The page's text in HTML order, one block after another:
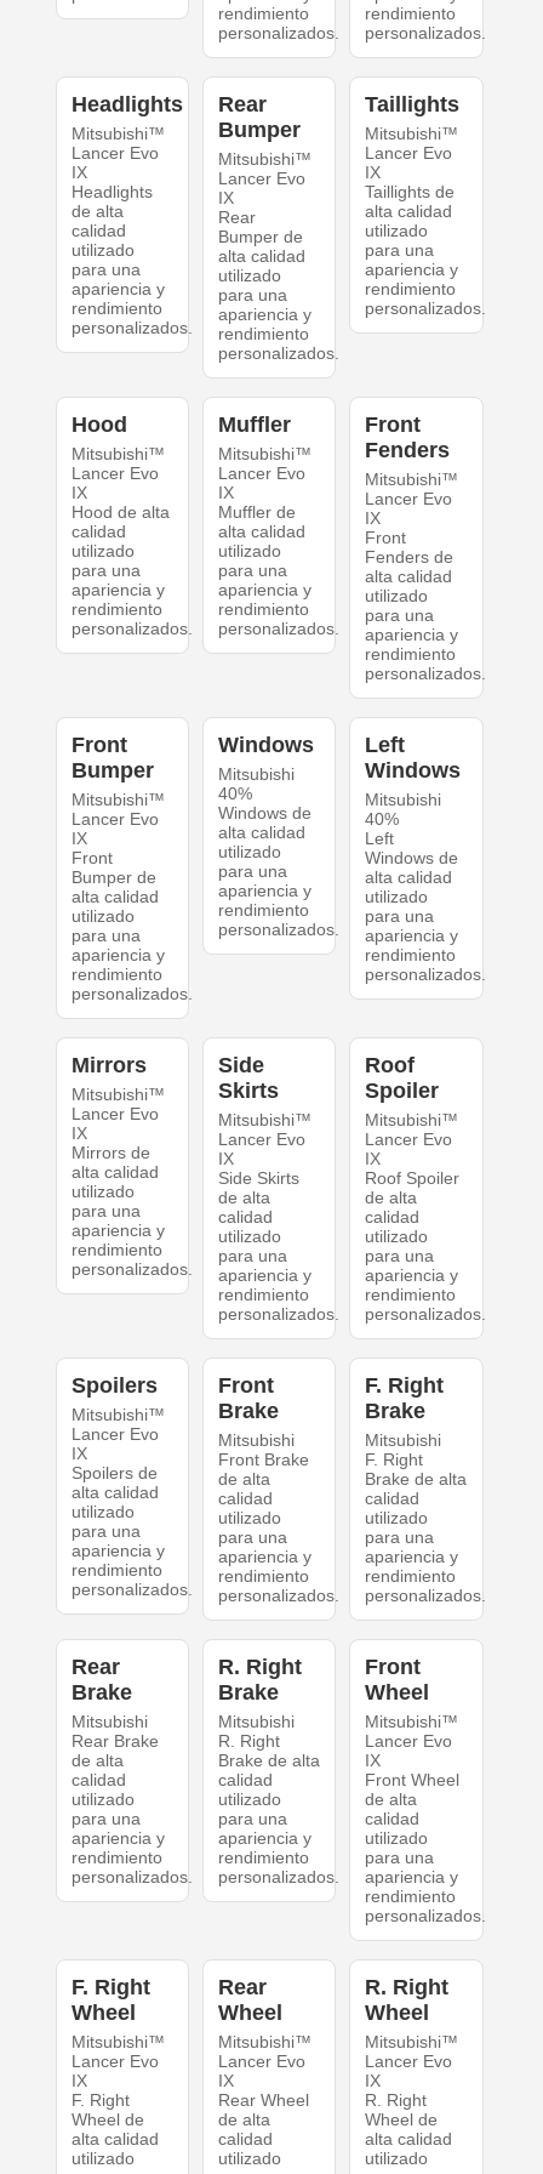
rendimiento
personalizados.
rendimiento
personalizados.
Headlights
Mitsubishi™
Lancer Evo
IX
Headlights
de alta
calidad
utilizado
para una
apariencia y
rendimiento
personalizados.
Rear
Bumper
Mitsubishi™
Lancer Evo
IX
Rear
Bumper de
alta calidad
utilizado
para una
apariencia y
rendimiento
personalizados.
Taillights
Mitsubishi™
Lancer Evo
IX
Taillights de
alta calidad
utilizado
para una
apariencia y
rendimiento
personalizados.
Hood
Mitsubishi™
Lancer Evo
IX
Hood de alta
calidad
utilizado
para una
apariencia y
rendimiento
personalizados.
Muffler
Mitsubishi™
Lancer Evo
IX
Muffler de
alta calidad
utilizado
para una
apariencia y
rendimiento
personalizados.
Front
Fenders
Mitsubishi™
Lancer Evo
IX
Front
Fenders de
alta calidad
utilizado
para una
apariencia y
rendimiento
personalizados.
Front
Bumper
Mitsubishi™
Lancer Evo
IX
Front
Bumper de
alta calidad
utilizado
para una
apariencia y
rendimiento
personalizados.
Windows
Mitsubishi
40%
Windows de
alta calidad
utilizado
para una
apariencia y
rendimiento
personalizados.
Left
Windows
Mitsubishi
40%
Left
Windows de
alta calidad
utilizado
para una
apariencia y
rendimiento
personalizados.
Mirrors
Mitsubishi™
Lancer Evo
IX
Mirrors de
alta calidad
utilizado
para una
apariencia y
rendimiento
personalizados.
Side
Skirts
Mitsubishi™
Lancer Evo
IX
Side Skirts
de alta
calidad
utilizado
para una
apariencia y
rendimiento
personalizados.
Roof
Spoiler
Mitsubishi™
Lancer Evo
IX
Roof Spoiler
de alta
calidad
utilizado
para una
apariencia y
rendimiento
personalizados.
Spoilers
Mitsubishi™
Lancer Evo
IX
Spoilers de
alta calidad
utilizado
para una
apariencia y
rendimiento
personalizados.
Front
Brake
Mitsubishi
Front Brake
de alta
calidad
utilizado
para una
apariencia y
rendimiento
personalizados.
F. Right
Brake
Mitsubishi
F. Right
Brake de alta
calidad
utilizado
para una
apariencia y
rendimiento
personalizados.
Rear
Brake
Mitsubishi
Rear Brake
de alta
calidad
utilizado
para una
apariencia y
rendimiento
personalizados.
R. Right
Brake
Mitsubishi
R. Right
Brake de alta
calidad
utilizado
para una
apariencia y
rendimiento
personalizados.
Front
Wheel
Mitsubishi™
Lancer Evo
IX
Front Wheel
de alta
calidad
utilizado
para una
apariencia y
rendimiento
personalizados.
F. Right
Wheel
Mitsubishi™
Lancer Evo
IX
F. Right
Wheel de
alta calidad
utilizado
Rear
Wheel
Mitsubishi™
Lancer Evo
IX
Rear Wheel
de alta
calidad
utilizado
R. Right
Wheel
Mitsubishi™
Lancer Evo
IX
R. Right
Wheel de
alta calidad
utilizado